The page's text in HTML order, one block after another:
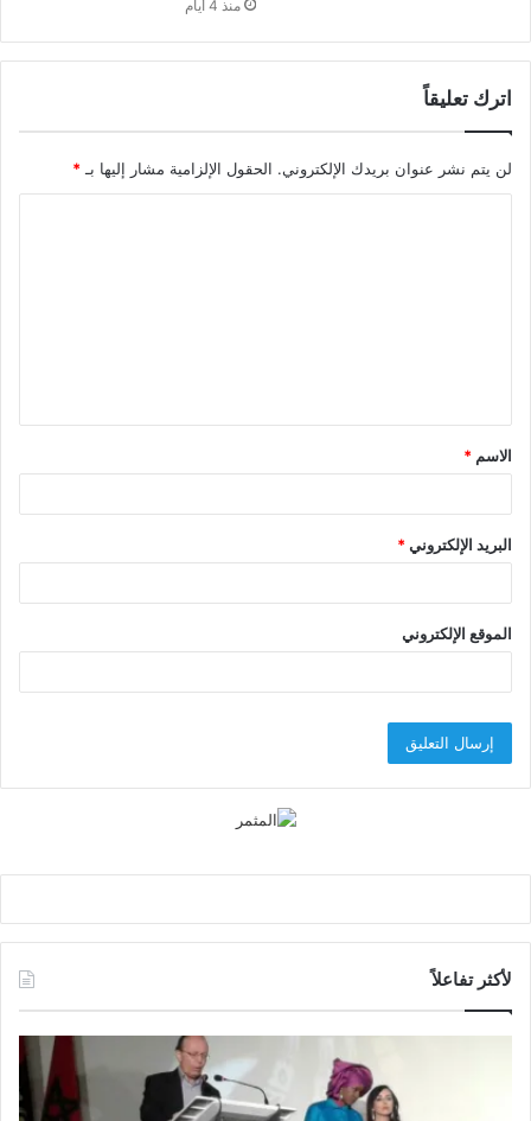
منذ 4 أيام
اترك تعليقاً
لن يتم نشر عنوان بريدك الإلكتروني. الحقول الإلزامية مشار إليها بـ *
ق
*
الاسم *
البريد الإلكتروني*
الموقع الإلكتروني
لأكثر تفاعلاً